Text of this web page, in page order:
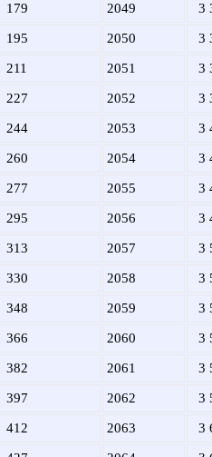
179 2049 3
195 2050 3
211 2051 3
227 2052 3
244 2053 3
260 2054 3
277 2055 3
295 2056 3
313 2057 3
330 2058 3
348 2059 3
366 2060 3
382 2061 3
397 2062 3
412 2063 3